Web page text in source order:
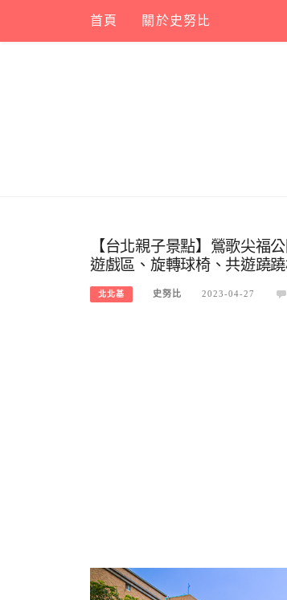
content
首頁 關於史努比
【台北親子景點】鶯歌尖福
遊戲區、旋轉球椅、共遊蹺
北北基 史努比 2023-04-27